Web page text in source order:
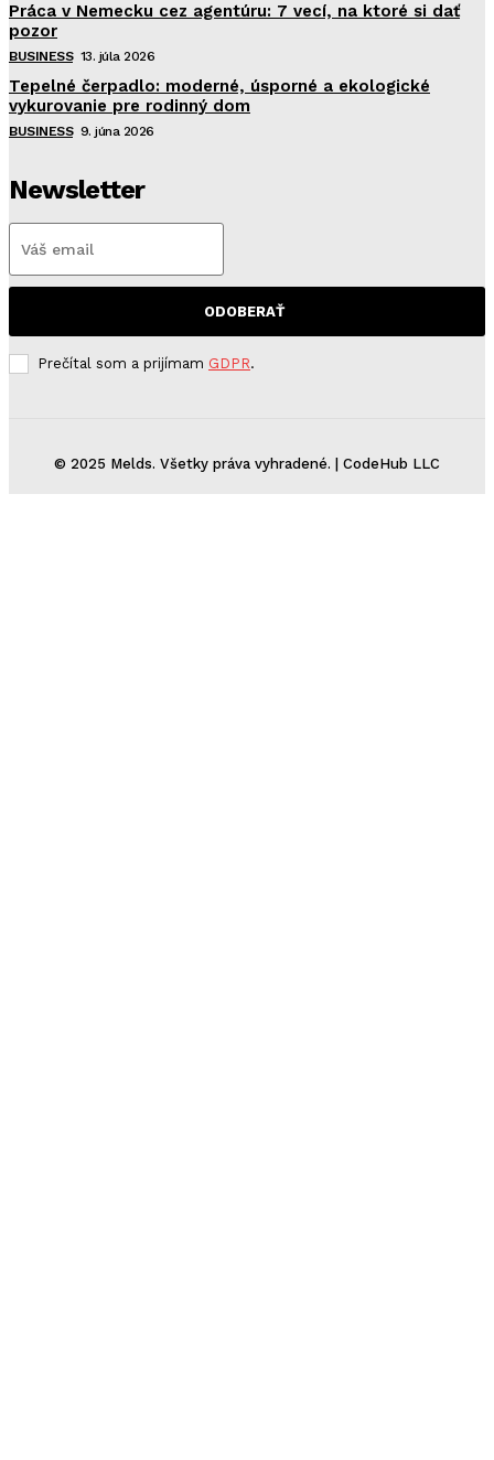
Práca v Nemecku cez agentúru: 7 vecí, na ktoré si dať
pozor
BUSINESS 13. júla 2026
Tepelné čerpadlo: moderné, úsporné a ekologické
vykurovanie pre rodinný dom
BUSINESS 9. júna 2026
Newsletter
ODOBERAŤ
Prečítal som a prijímam GDPR.
© 2025 Melds. Všetky práva vyhradené. | CodeHub LLC